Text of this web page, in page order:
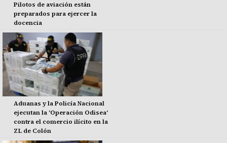
Pilotos de aviación están
preparados para ejercer la
docencia
Aduanas y la Policía Nacional
ejecutan la 'Operación Odisea'
contra el comercio ilícito en la
ZL de Colón